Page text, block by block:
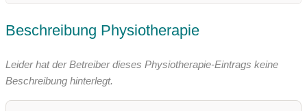
Beschreibung Physiotherapie
Leider hat der Betreiber dieses Physiotherapie-Eintrags keine
Beschreibung hinterlegt.